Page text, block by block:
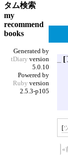
[
[
«
タム検索
my
recommend
books
Generated by
tDiary version
5.0.10
Powered by
Ruby version
2.5.3-p105